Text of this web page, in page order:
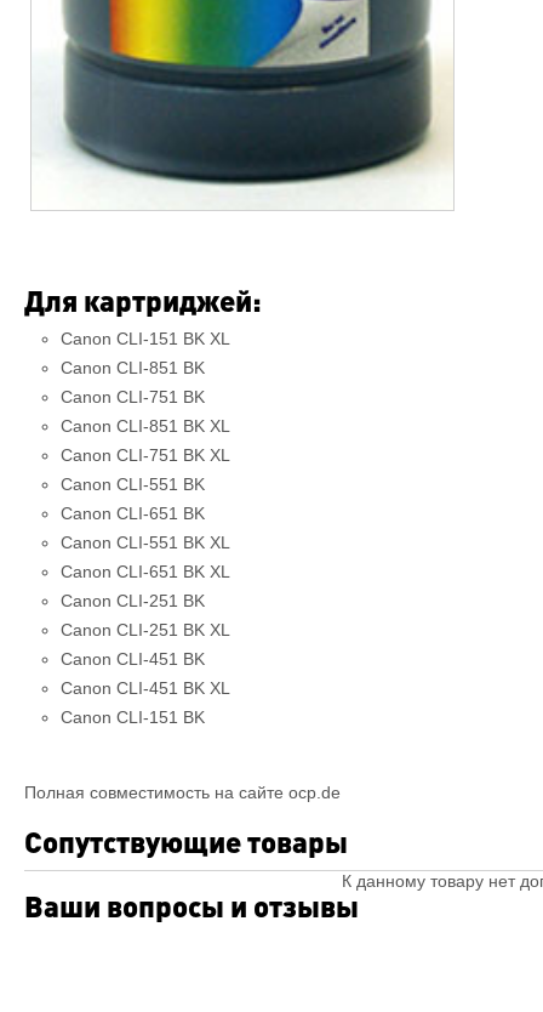
Для картриджей:
Canon CLI-151 BK XL
Canon CLI-851 BK
Canon CLI-751 BK
Canon CLI-851 BK XL
Canon CLI-751 BK XL
Canon CLI-551 BK
Canon CLI-651 BK
Canon CLI-551 BK XL
Canon CLI-651 BK XL
Canon CLI-251 BK
Canon CLI-251 BK XL
Canon CLI-451 BK
Canon CLI-451 BK XL
Canon CLI-151 BK
Полная совместимость на сайте ocp.de
Сопутствующие товары
К данному товару нет
Ваши вопросы и отзывы